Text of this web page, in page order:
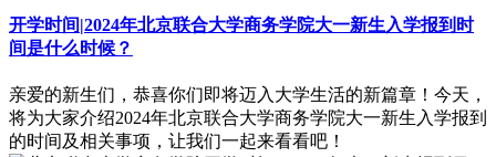
开学时间|2024年北京联合大学商务学院大一新生入学报到时
间是什么时候？
亲爱的新生们，恭喜你们即将迈入大学生活的新篇章！今天，
将为大家介绍2024年北京联合大学商务学院大一新生入学报到
的时间及相关事项，让我们一起来看看吧！